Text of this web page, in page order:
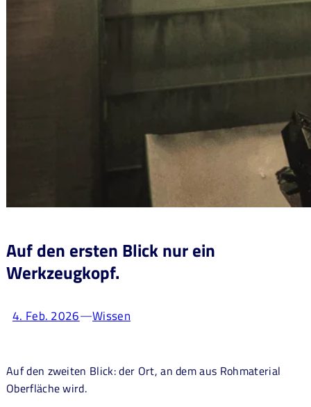
Auf den ersten Blick nur ein
Werkzeugkopf.
4. Feb. 2026—Wissen
Auf den zweiten Blick: der Ort, an dem aus Rohmaterial
Oberfläche wird.